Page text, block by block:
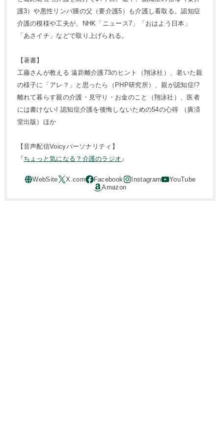
護3）や悪性リンパ腫の父（要介護5）も介護し看取る。認知症
介護の模様や工夫が、NHK「ニュース7」「おはよう日本」
「あさイチ」などで取り上げられる。
【著書】
工藤さんが教える 遠距離介護73のヒント（翔泳社）、老いた親
の様子に「アレ？」と思ったら（PHP研究所）、親が認知症!?
離れて暮らす親の介護・見守り・お金のこと（翔泳社）、医者
には書けない! 認知症介護を後悔しないための54の心得 （廣済
堂出版）ほか
【音声配信Voicyパーソナリティ】
『ちょっと気になる？介護のラジオ 』